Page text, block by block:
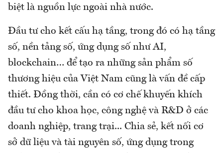
biệt là nguồn lực ngoài nhà nước.
Đầu tư cho kết cấu hạ tầng, trong đó có hạ tầng
số, nền tảng số, ứng dụng số như AI,
blockchain… để tạo ra những sản phẩm số
thương hiệu của Việt Nam cũng là vấn đề cấp
thiết. Đồng thời, cần có cơ chế khuyến khích
đầu tư cho khoa học, công nghệ và R&D ở các
doanh nghiệp, trang trại... Chia sẻ, kết nối cơ
sở dữ liệu và tài nguyên số, ứng dụng trong